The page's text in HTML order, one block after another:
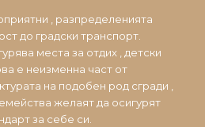
, разпределенията
до градски транспорт.
места за отдих , детски
е неизменна част от
на подобен род сгради ,
желаят да осигурят
за себе си.